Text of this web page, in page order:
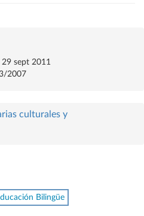
29 sept 2011
2007
culturales y
Bilingüe